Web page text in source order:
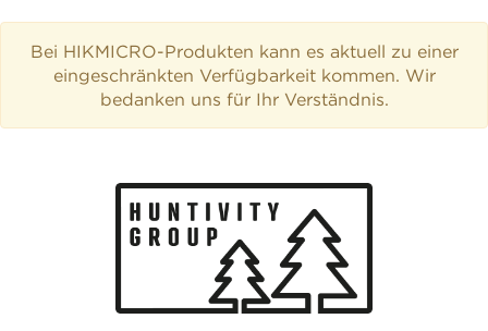
Bei HIKMICRO-Produkten kann es aktuell zu einer
eingeschränkten Verfügbarkeit kommen. Wir
bedanken uns für Ihr Verständnis.